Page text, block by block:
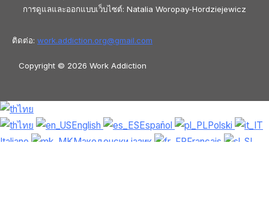
การดูแลและออกแบบเว็บไซต์: Natalia Woropay-Hordziejewicz
ติดต่อ: work.addiction.org@gmail.com
Copyright © 2026 Work Addiction
ไทย
ไทย
English Español
Polski
Italiano
Македонски јазик
Français